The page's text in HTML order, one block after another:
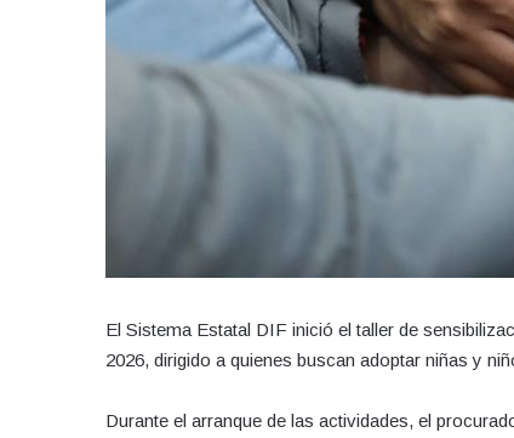
El Sistema Estatal DIF inició el taller de
2026, dirigido a quienes buscan adoptar niñas y
Durante el arranque de las actividades, el